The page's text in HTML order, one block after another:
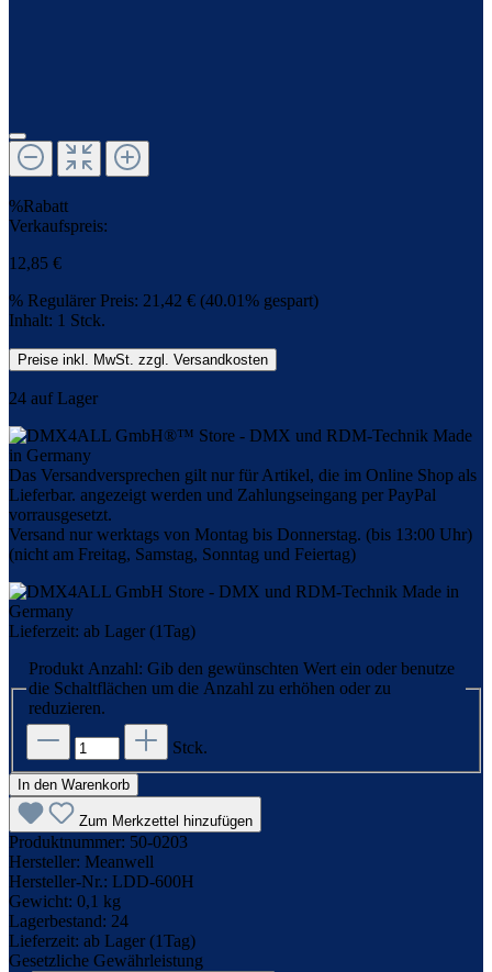
%Rabatt
Verkaufspreis:
12,85 €
% Regulärer Preis: 21,42 € (40.01% gespart)
Inhalt: 1 Stck.
Preise inkl. MwSt. zzgl. Versandkosten
24 auf Lager
Das Versandversprechen gilt nur für Artikel, die im Online Shop als
Lieferbar. angezeigt werden und Zahlungseingang per PayPal
vorrausgesetzt.
Versand nur werktags von Montag bis Donnerstag. (bis 13:00 Uhr)
(nicht am Freitag, Samstag, Sonntag und Feiertag)
Lieferzeit: ab Lager (1Tag)
Produkt Anzahl: Gib den gewünschten Wert ein oder benutze
die Schaltflächen um die Anzahl zu erhöhen oder zu
reduzieren.
Stck.
In den Warenkorb
Zum Merkzettel hinzufügen
Produktnummer: 50-0203
Hersteller: Meanwell
Hersteller-Nr.: LDD-600H
Gewicht: 0,1 kg
Lagerbestand: 24
Lieferzeit: ab Lager (1Tag)
Gesetzliche Gewährleistung